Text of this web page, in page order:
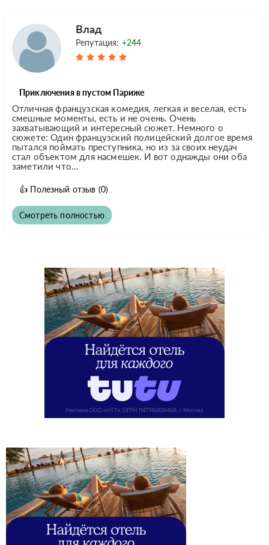
Влад
Репутация: +244
Приключения в пустом Париже
Отличная французская комедия, легкая и веселая, есть
смешные моменты, есть и не очень. Очень
захватывающий и интересный сюжет. Немного о
сюжете: Один французский полицейский долгое время
пытался поймать преступника, но из за своих неудач
стал объектом для насмешек. И вот однажды они оба
заметили что...
👍 Полезный отзыв (0)
Смотреть полностью